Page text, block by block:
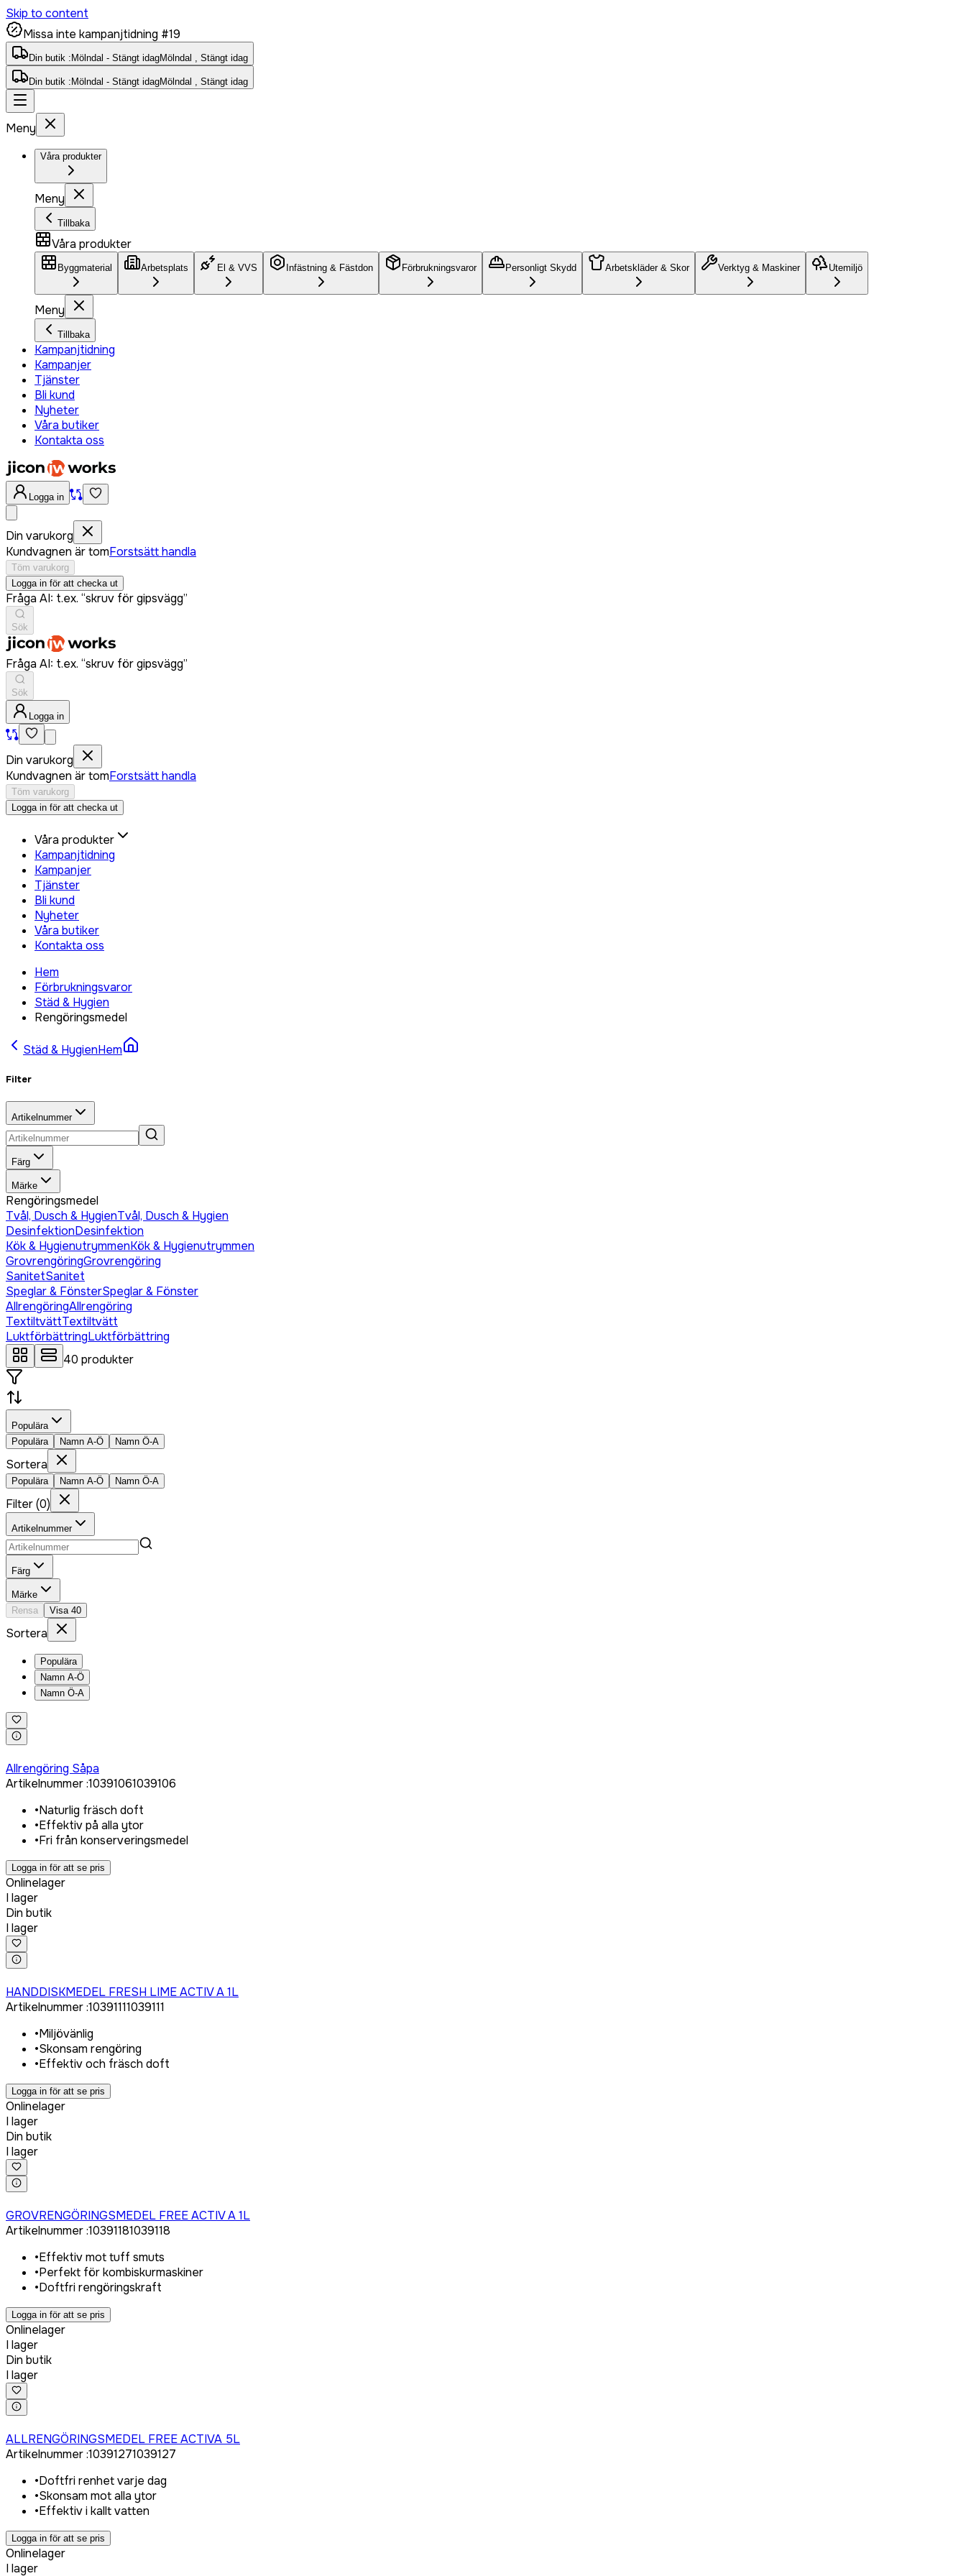
Skip to content
Missa inte kampanjtidning #19
Din butik : Mölndal - Stängt idagMölndal , Stängt idag
Din butik : Mölndal - Stängt idagMölndal , Stängt idag
Meny
Våra produkter
Meny
Tillbaka
Våra produkter
Byggmaterial Arbetsplats El & VVS Infästning & Fästdon Förbrukningsvaror Personligt Skydd Arbetskläder & Skor Verktyg & Maskiner Utemiljö
Meny
Tillbaka
Kampanjtidning
Kampanjer
Tjänster
Bli kund
Nyheter
Våra butiker
Kontakta oss
Logga in
Din varukorg
Kundvagnen är tomForstsätt handla
Töm varukorg
Logga in för att checka ut
Fråga AI: t.ex. “skruv för gipsvägg”
Sök
Fråga AI: t.ex. “skruv för gipsvägg”
Sök
Logga in
Din varukorg
Kundvagnen är tomForstsätt handla
Töm varukorg
Logga in för att checka ut
Våra produkter
Kampanjtidning
Kampanjer
Tjänster
Bli kund
Nyheter
Våra butiker
Kontakta oss
Hem
Förbrukningsvaror
Städ & Hygien
Rengöringsmedel
Städ & HygienHem
Filter
Artikelnummer
Färg
Märke
Rengöringsmedel
Tvål, Dusch & HygienTvål, Dusch & Hygien
DesinfektionDesinfektion
Kök & HygienutrymmenKök & Hygienutrymmen
GrovrengöringGrovrengöring
SanitetSanitet
Speglar & FönsterSpeglar & Fönster
AllrengöringAllrengöring
TextiltvättTextiltvätt
LuktförbättringLuktförbättring
40 produkter
Populära
Populära
Namn A-Ö Namn Ö-A
Sortera
Populära Namn A-Ö Namn Ö-A
Filter(0)
Artikelnummer
Färg
Märke
Rensa
Visa 40
Sortera
Populära
Namn A-Ö
Namn Ö-A
Allrengöring Såpa
Artikelnummer:10391061039106
•Naturlig fräsch doft
•Effektiv på alla ytor
•Fri från konserveringsmedel
Logga in för att se pris
Onlinelager
I lager
Din butik
I lager
HANDDISKMEDEL FRESH LIME ACTIV A 1L
Artikelnummer:10391111039111
•Miljövänlig
•Skonsam rengöring
•Effektiv och fräsch doft
Logga in för att se pris
Onlinelager
I lager
Din butik
I lager
GROVRENGÖRINGSMEDEL FREE ACTIV A 1L
Artikelnummer:10391181039118
•Effektiv mot tuff smuts
•Perfekt för kombiskurmaskiner
•Doftfri rengöringskraft
Logga in för att se pris
Onlinelager
I lager
Din butik
I lager
ALLRENGÖRINGSMEDEL FREE ACTIVA 5L
Artikelnummer:10391271039127
•Doftfri renhet varje dag
•Skonsam mot alla ytor
•Effektiv i kallt vatten
Logga in för att se pris
Onlinelager
I lager